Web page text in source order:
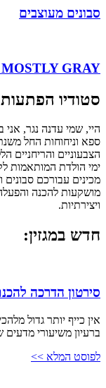
סבונים מעוצבים
MOSTLY GRAY מתנות ומוצרים טבעיים
סטודיו הפתעות
היי, שמי עדנה נגר,
הצבעוניים והריחניים
ימי הולדת המותאמות
מכינים עבורכם סבונים
מושקעות להכנה
ויצירתיות.
חדש במגזין:
סירטון הדרכה
אין כייף יותר גדול
ברעיון משיעורי
לפוסט המלא >>